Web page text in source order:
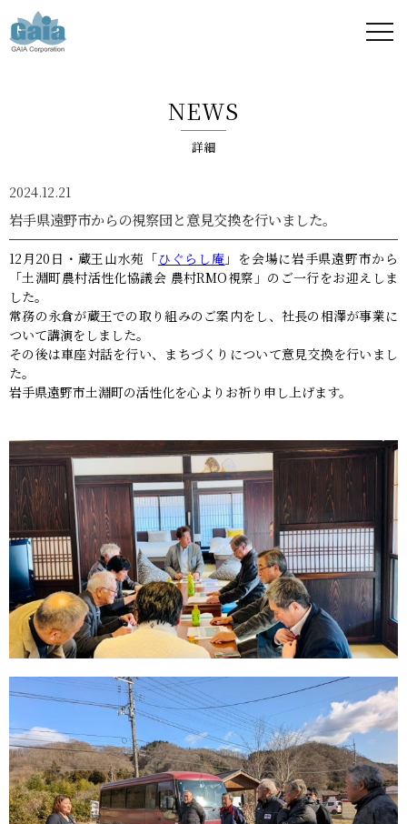
ア -
GAIA
Corporation
-
NEWS
詳細
2024.12.21
岩手県遠野市からの視察団と意見交換を行いました。
12月20日・蔵王山水苑「ひぐらし庵 」を会場に岩手県遠野市から
「土淵町農村活性化協議会 農村RMO視察」のご一行をお迎えしま
した。
常務の永倉が蔵王での取り組みのご案内をし、社長の相澤が事業に
ついて講演をしました。
その後は車座対話を行い、まちづくりについて意見交換を行いまし
た。
岩手県遠野市土淵町の活性化を心よりお祈り申し上げます。